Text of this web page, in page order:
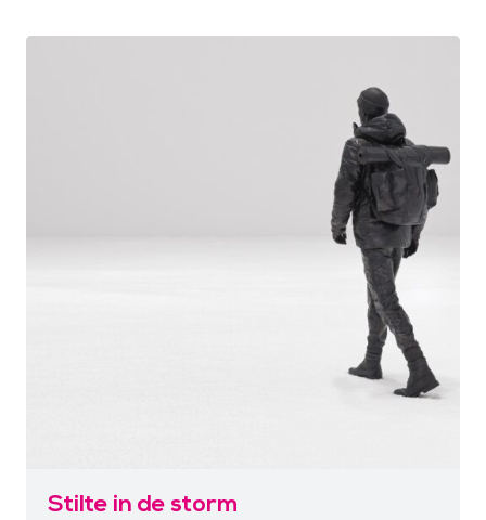
Stilte in de storm